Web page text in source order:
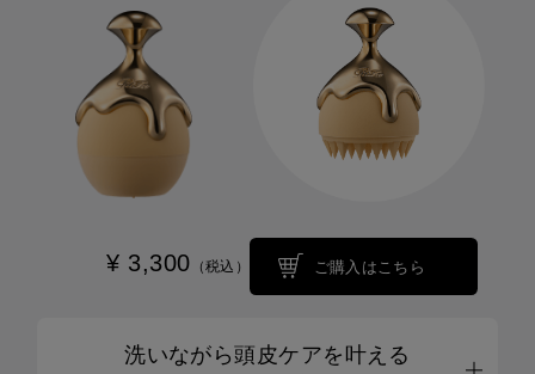
¥ 3,300 （税込） ご購入はこちら
洗いながら頭皮ケアを叶える